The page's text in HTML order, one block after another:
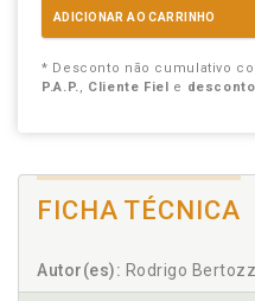
ADICIONAR AO CARRINHO
* Desconto não cumulativo
P.A.P., Cliente Fiel e
FICHA TÉCNICA
Autor(es): Rodrigo